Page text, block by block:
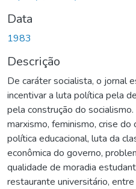
Data
1983
Descrição
De caráter socialista, o jornal
incentivar a luta política pela
pela construção do
marxismo, feminismo, crise do
política educacional, luta da
econômica do governo,
qualidade de moradia
restaurante universitário,